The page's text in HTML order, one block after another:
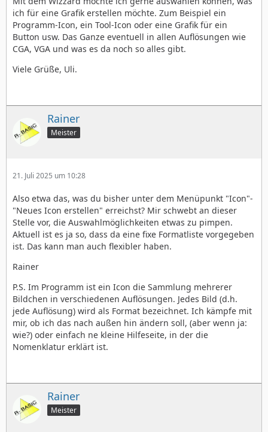
ich für eine Grafik erstellen möchte. Zum Beispiel ein
Programm-Icon, ein Tool-Icon oder eine Grafik für ein
Button usw. Das Ganze eventuell in allen Auflösungen wie
CGA, VGA und was es da noch so alles gibt.
Viele Grüße, Uli.
Rainer
Meister
21. Juli 2025 um 10:28
Also etwa das, was du bisher unter dem Menüpunkt "Icon"-
"Neues Icon erstellen" erreichst? Mir schwebt an dieser
Stelle vor, die Auswahlmöglichkeiten etwas zu pimpen.
Aktuell ist es ja so, dass da eine fixe Formatliste vorgegeben
ist. Das kann man auch flexibler haben.
Rainer
P.S. Im Programm ist ein Icon die Sammlung mehrerer
Bildchen in verschiedenen Auflösungen. Jedes Bild (d.h.
jede Auflösung) wird als Format bezeichnet. Ich kämpfe mit
mir, ob ich das nach außen hin ändern soll, (aber wenn ja:
wie?) oder einfach ne kleine Hilfeseite, in der die
Nomenklatur erklärt ist.
Rainer
Meister